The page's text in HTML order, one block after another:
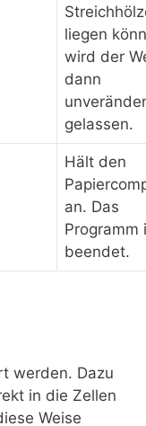
liegen
wird der
dann
gelassen.
Hält den
an. Das
Programm
beendet.
werden. Dazu
in die Zellen
Weise